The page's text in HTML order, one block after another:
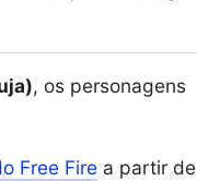
, os personagens
Free Fire a partir de